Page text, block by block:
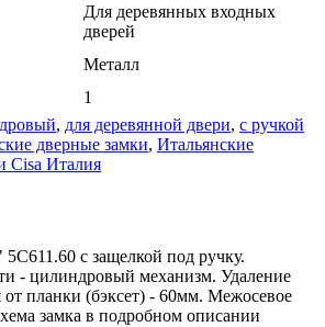
Для деревянных входных
дверей
Металл
1
, для деревянной двери, с ручкой
дверные замки, Итальянские
Cisa Италия
с защелкой под ручку.
- цилиндровый механизм. Удаление
от планки (бэксет) - 60мм. Межосевое
замка в подробном описании